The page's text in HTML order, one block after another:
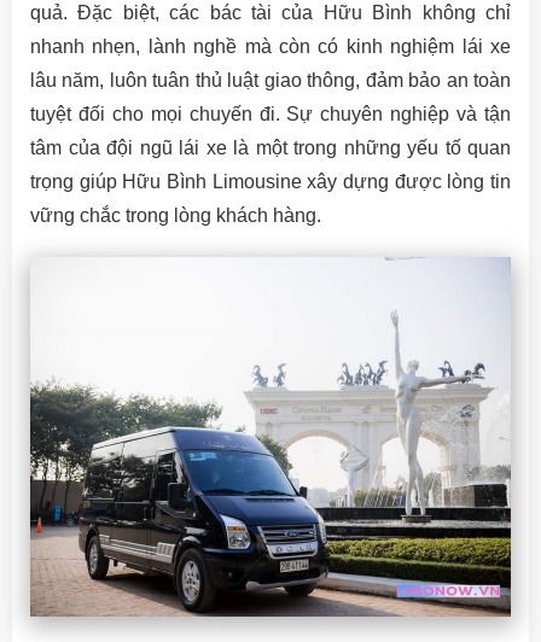
quả. Đặc biệt, các bác tài của Hữu Bình không chỉ
nhanh nhẹn, lành nghề mà còn có kinh nghiệm lái xe
lâu năm, luôn tuân thủ luật giao thông, đảm bảo an toàn
tuyệt đối cho mọi chuyến đi. Sự chuyên nghiệp và tận
tâm của đội ngũ lái xe là một trong những yếu tố quan
trọng giúp Hữu Bình Limousine xây dựng được lòng tin
vững chắc trong lòng khách hàng.